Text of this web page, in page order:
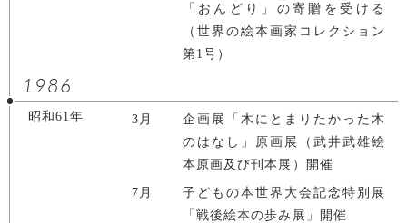
「おんどり」の寄贈を受ける
（世界の絵本画家コレクション
第1号）
1986
昭和61年 3月
企画展「木にとまりたかった木
のはなし」原画展（武井武雄絵
本原画及び刊本展）開催
7月
子どもの本世界大会記念特別展
「戦後絵本の歩み展」開催